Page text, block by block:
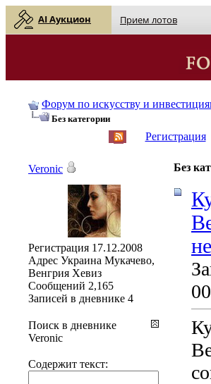
AI Аукцион Прием лотов
Форум по искусству и
Без категории
Регистрация
Без
Veronic
Регистрация 17.12.2008
Адрес Украина Мукачево,
Венгрия Хевиз
Сообщений 2,165
Записей в дневнике 4
Поиск в дневнике
Veronic
Содержит текст: